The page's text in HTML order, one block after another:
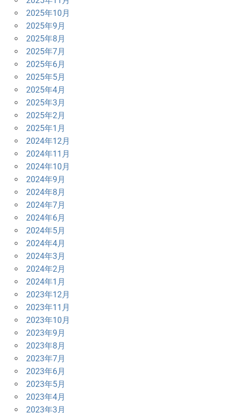
2025年10月
2025年9月
2025年8月
2025年7月
2025年6月
2025年5月
2025年4月
2025年3月
2025年2月
2025年1月
2024年12月
2024年11月
2024年10月
2024年9月
2024年8月
2024年7月
2024年6月
2024年5月
2024年4月
2024年3月
2024年2月
2024年1月
2023年12月
2023年11月
2023年10月
2023年9月
2023年8月
2023年7月
2023年6月
2023年5月
2023年4月
2023年3月